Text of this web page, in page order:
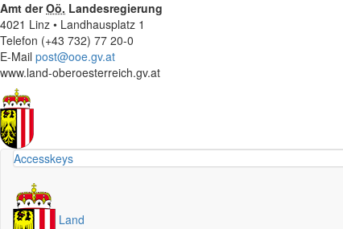
Amt derOö. Landesregierung
4021 Linz • Landhausplatz 1
Telefon (+43 732) 77 20-0
E-Mail post@ooe.gv.at
www.land-oberoesterreich.gv.at
Accesskeys
Land